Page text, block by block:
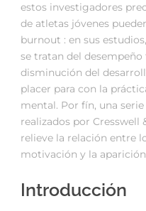
estos investigadores
de atletas jóvenes
burnout : en sus
se tratan del
disminución del
placer para con la
mental. Por fín, una
realizados por Cresswell
relieve la relación entre
motivación y la
Introducción